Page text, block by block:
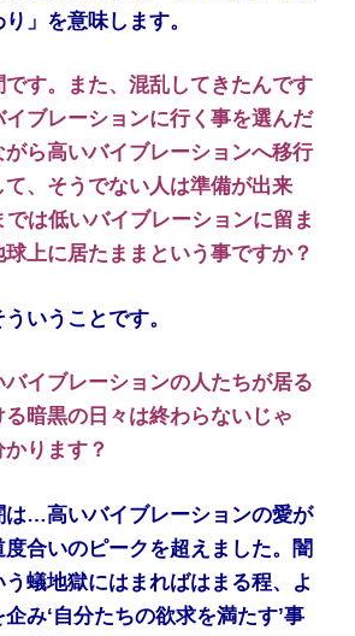
」を意味します。
す。また、混乱してきたんです
ブレーションに行く事を選んだ
がら高いバイブレーションへ移行
て、そうでない人は準備が出来
は低いバイブレーションに留ま
上に居たままという事ですか？
いうことです。
イブレーションの人たちが居る
暗黒の日々は終わらないじゃ
ります？
は…高いバイブレーションの愛が
合いのピークを超えました。闇
蟻地獄にはまればはまる程、よ
み‘自分たちの欲求を満たす’事